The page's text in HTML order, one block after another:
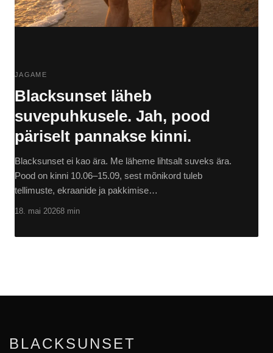
JAGAME
Blacksunset läheb
suvepuhkusele. Jah, pood
päriselt pannakse kinni.
Blacksunset ei kao ära. Me läheme lihtsalt suveks ära.
Pood on kinni 10.06–15.09, sest mõnikord tuleb
tellimuste, ekraanide ja pakkimise…
18. mai 20268 min
BLACKSUNSET